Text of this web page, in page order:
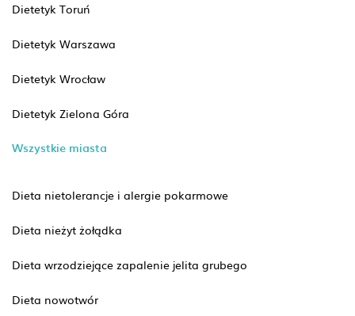
Dietetyk Toruń
Dietetyk Warszawa
Dietetyk Wrocław
Dietetyk Zielona Góra
Wszystkie miasta
Dieta nietolerancje i alergie pokarmowe
Dieta nieżyt żołądka
Dieta wrzodziejące zapalenie jelita grubego
Dieta nowotwór